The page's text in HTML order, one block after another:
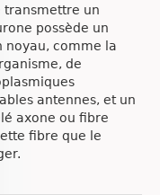
transmettre un
possède un
noyau, comme la
de
antennes, et un
axone ou fibre
fibre que le